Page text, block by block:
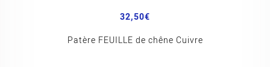
32,50€
Patère FEUILLE de chêne Cuivre